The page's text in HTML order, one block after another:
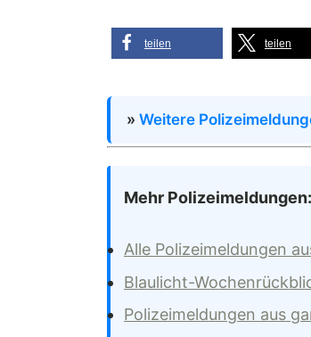
teilen teilen
» Weitere
Mehr Polizeimeldungen:
Alle Polizeimeldungen
Blaulicht-
Polizeimeldungen aus